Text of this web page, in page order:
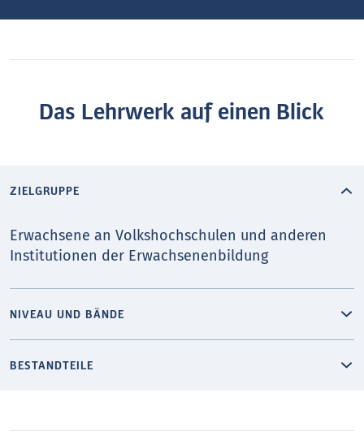
Das Lehrwerk auf einen Blick
ZIELGRUPPE
Erwachsene an Volkshochschulen und anderen
Institutionen der Erwachsenenbildung
NIVEAU UND BÄNDE
BESTANDTEILE